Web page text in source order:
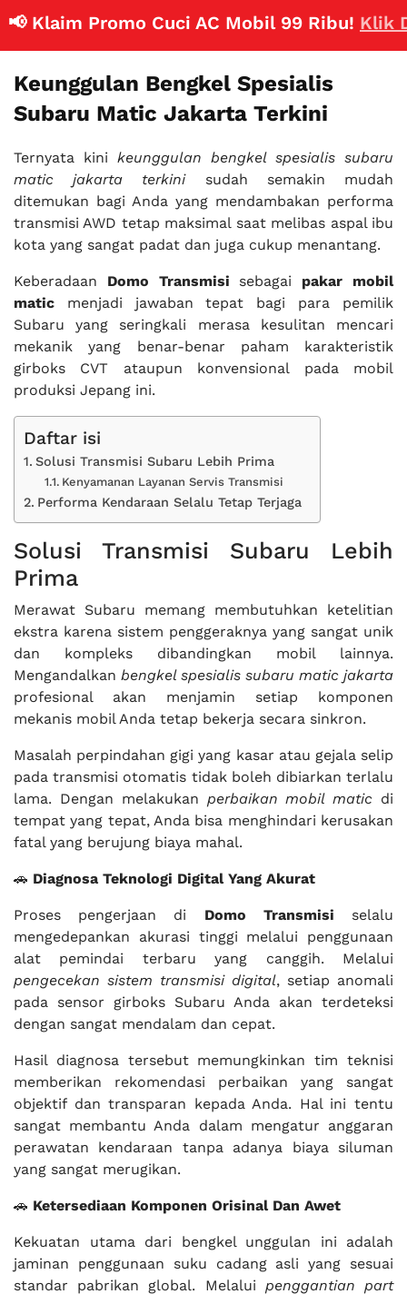
Klaim Promo Cuci AC Mobil 99 Ribu!Klik
Keunggulan Bengkel Spesialis
Subaru Matic Jakarta Terkini
Ternyata kini keunggulan bengkel spesialis subaru
matic jakarta terkinisudah semakin mudah
ditemukan bagi Anda yang mendambakan performa
transmisi AWD tetap maksimal saat melibas aspal ibu
kota yang sangat padat dan juga cukup menantang.
Keberadaan Domo Transmisi sebagai pakar mobil
matic menjadi jawaban tepat bagi para pemilik
Subaru yang seringkali merasa kesulitan mencari
mekanik yang benar-benar paham karakteristik
girboks CVT ataupun konvensional pada mobil
produksi Jepang ini.
Daftar isi
Solusi Transmisi Subaru Lebih Prima
Kenyamanan Layanan Servis Transmisi
Performa Kendaraan Selalu Tetap Terjaga
Solusi Transmisi Subaru Lebih
Prima
Merawat Subaru memang membutuhkan ketelitian
ekstra karena sistem penggeraknya yang sangat unik
dan kompleks dibandingkan mobil lainnya.
Mengandalkan bengkel spesialis subaru matic jakarta
profesional akan menjamin setiap komponen
mekanis mobil Anda tetap bekerja secara sinkron.
Masalah perpindahan gigi yang kasar atau gejala selip
pada transmisi otomatis tidak boleh dibiarkan terlalu
lama. Dengan melakukan perbaikan mobil matic di
tempat yang tepat, Anda bisa menghindari kerusakan
fatal yang berujung biaya mahal.
🚗 Diagnosa Teknologi Digital Yang Akurat
Proses pengerjaan di Domo Transmisi selalu
mengedepankan akurasi tinggi melalui penggunaan
alat pemindai terbaru yang canggih. Melalui
pengecekan sistem transmisi digital, setiap anomali
pada sensor girboks Subaru Anda akan terdeteksi
dengan sangat mendalam dan cepat.
Hasil diagnosa tersebut memungkinkan tim teknisi
memberikan rekomendasi perbaikan yang sangat
objektif dan transparan kepada Anda. Hal ini tentu
sangat membantu Anda dalam mengatur anggaran
perawatan kendaraan tanpa adanya biaya siluman
yang sangat merugikan.
🚗 Ketersediaan Komponen Orisinal Dan Awet
Kekuatan utama dari bengkel unggulan ini adalah
jaminan penggunaan suku cadang asli yang sesuai
standar pabrikan global. Melalui penggantian part